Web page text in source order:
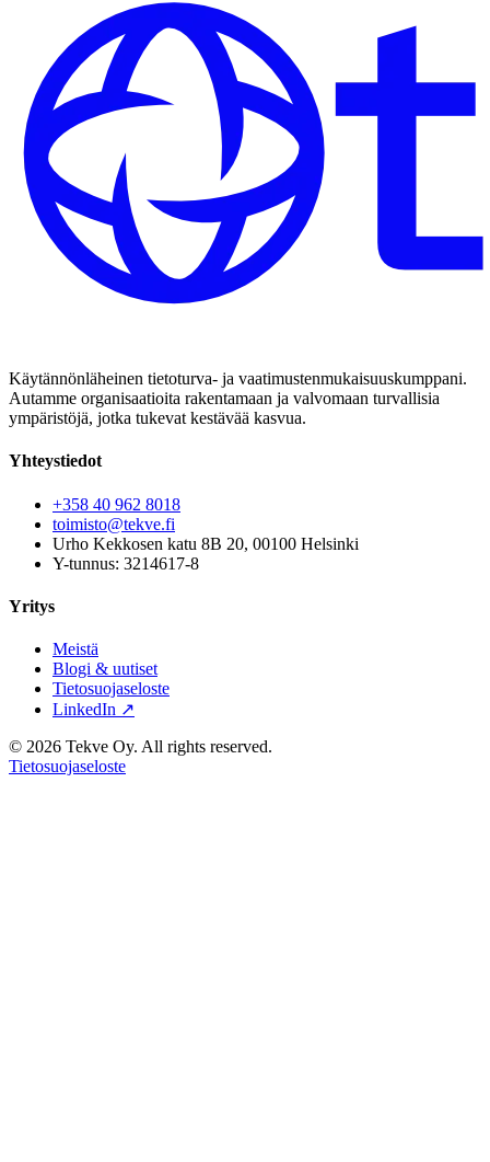
Käytännönläheinen tietoturva- ja vaatimustenmukaisuuskumppani.
Autamme organisaatioita rakentamaan ja valvomaan turvallisia
ympäristöjä, jotka tukevat kestävää kasvua.
Yhteystiedot
+358 40 962 8018
toimisto@tekve.fi
Urho Kekkosen katu 8B 20, 00100 Helsinki
Y-tunnus: 3214617-8
Yritys
Meistä
Blogi & uutiset
Tietosuojaseloste
LinkedIn ↗
© 2026 Tekve Oy. All rights reserved.
Tietosuojaseloste